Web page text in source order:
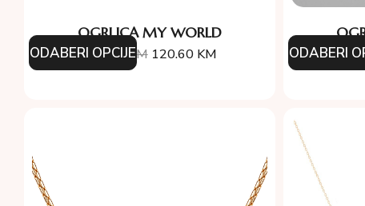
OGRLICA MY WORLD
134.00KM 120.60 KM
ODABERI OPCIJE ODABERI